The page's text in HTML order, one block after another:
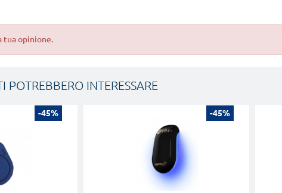
tua opinione.
POTREBBERO INTERESSARE
-45% -45%